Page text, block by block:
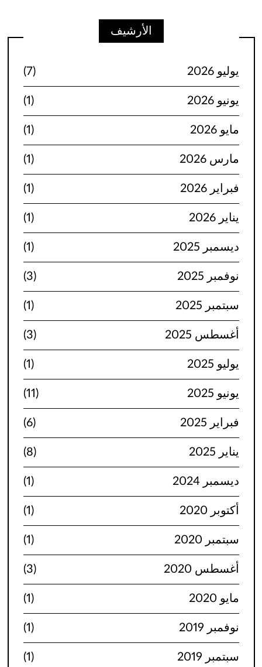
الأرشيف
يوليو 2026 (7)
يونيو 2026 (1)
مايو 2026 (1)
مارس 2026 (1)
فبراير 2026 (1)
يناير 2026 (1)
ديسمبر 2025 (1)
نوفمبر 2025 (3)
سبتمبر 2025 (1)
أغسطس 2025 (3)
يوليو 2025 (1)
يونيو 2025 (11)
فبراير 2025 (6)
يناير 2025 (8)
ديسمبر 2024 (1)
أكتوبر 2020 (1)
سبتمبر 2020 (1)
أغسطس 2020 (3)
مايو 2020 (1)
نوفمبر 2019 (1)
سبتمبر 2019 (1)